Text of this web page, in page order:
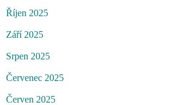
Říjen 2025
Září 2025
Srpen 2025
Červenec 2025
Červen 2025